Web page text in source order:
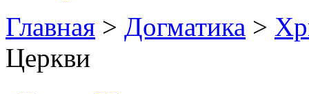
Главная > Догматика >
Церкви